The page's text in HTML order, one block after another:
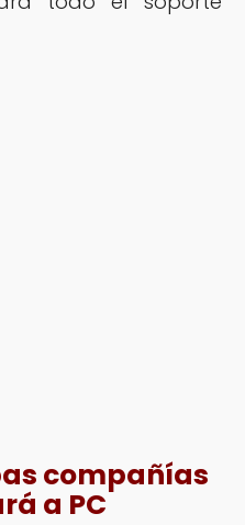
compañías
a PC